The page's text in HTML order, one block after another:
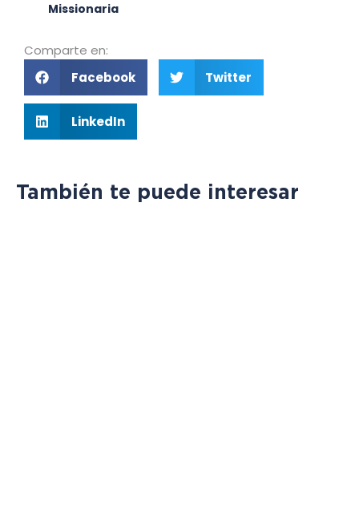
Missionaria
Comparte en:
Facebook
Twitter
LinkedIn
También te puede interesar